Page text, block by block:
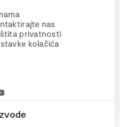
nas
privatnosti
kolačića